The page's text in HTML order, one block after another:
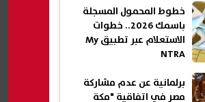
خطوط المحمول المسجلة
باسمك 2026.. خطوات
الاستعلام عبر تطبيق My
NTRA
برلمانية عن عدم مشاركة
مصر في اتفاقية "مكة